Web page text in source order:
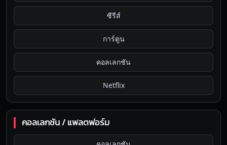
ซีรีส์
การ์ตูน
คอลเลกชัน
Netflix
คอลเลกชัน / แพลตฟอร์ม